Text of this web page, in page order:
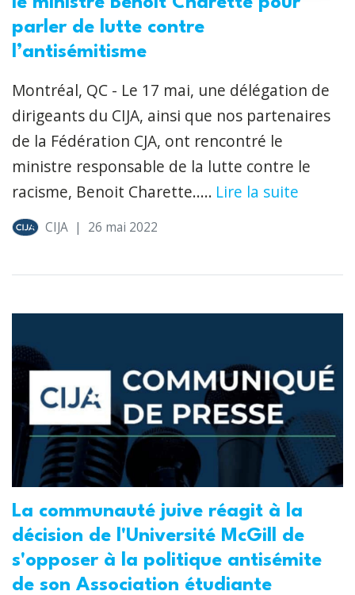
parler de lutte contre
l’antisémitisme
Montréal, QC - Le 17 mai, une délégation de
dirigeants du CIJA, ainsi que nos partenaires
de la Fédération CJA, ont rencontré le
ministre responsable de la lutte contre le
racisme, Benoit Charette..... Lire la suite
CIJA | 26 mai 2022
La communauté juive réagit à la
décision de l'Université McGill de
s'opposer à la politique antisémite
de son Association étudiante